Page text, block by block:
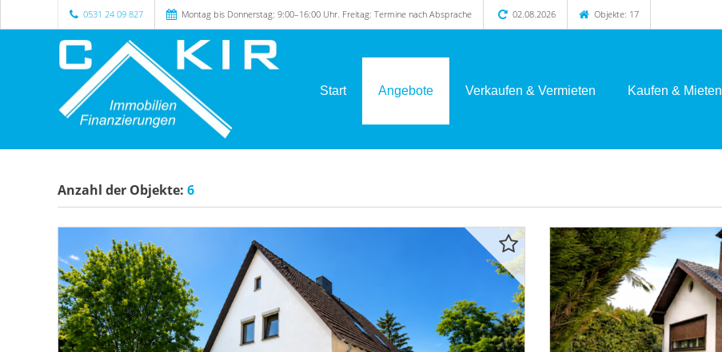
0531 24 09 827 Montag bis Donnerstag: 9:00–16:00 Uhr. Freitag: Termine nach Absprache 02.08.2026 Objekte: 17
Start Angebote Verkaufen & Vermieten Kaufen & Mieten
Anzahl der Objekte: 6